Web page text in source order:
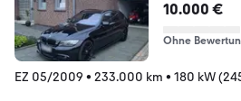
TÜV NEU
10.000 €
Ohne
EZ 05/2009 • 233.000 km • 180 kW